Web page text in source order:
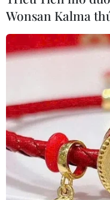
TIN CÙNG
Ba Lan thảo luận
cứ quân sự thường
06/08/2026 00:06
Liên hợp quốc:
Wonsan Kalma